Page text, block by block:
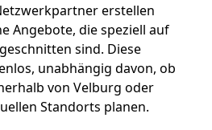
erstellen
Angebote, die speziell auf
sind. Diese
unabhängig davon, ob
von Velburg oder
Standorts planen.